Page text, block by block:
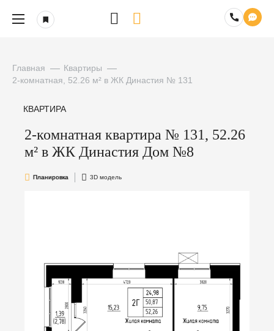
Главная
Квартиры
2-комнатная, 52.26 м² в ЖК Династия № 131
КВАРТИРА
2-комнатная квартира № 131, 52.26
м² в ЖК Династия Дом №8
Планировка 3D модель